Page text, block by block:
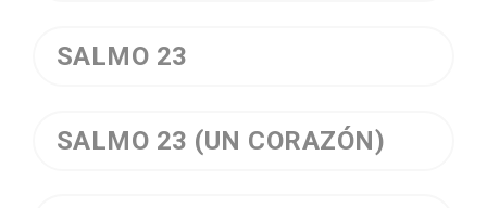
SALMO 23
SALMO 23 (UN CORAZÓN)